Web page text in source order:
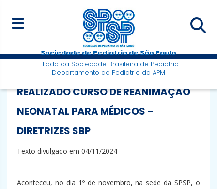
Sociedade de Pediatria de São Paulo
Filiada da Sociedade Brasileira de Pediatria
Departamento de Pediatria da APM
REALIZADO CURSO DE REANIMAÇÃO
NEONATAL PARA MÉDICOS –
DIRETRIZES SBP
Texto divulgado em 04/11/2024
Aconteceu, no dia 1º de novembro, na sede da SPSP, o